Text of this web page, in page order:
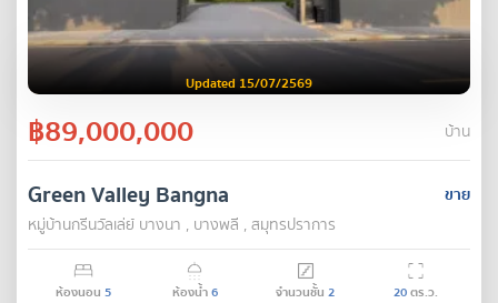
Updated 15/07/2569
฿89,000,000 บ้าน
ขาย
Green Valley Bangna
หมู่บ้านกรีนวัลเล่ย์ บางนา , บางพลี , สมุทรปราการ
ห้องนอน 5 ห้องน้ำ6 จำนวนชั้น 2 20ตร.ว.